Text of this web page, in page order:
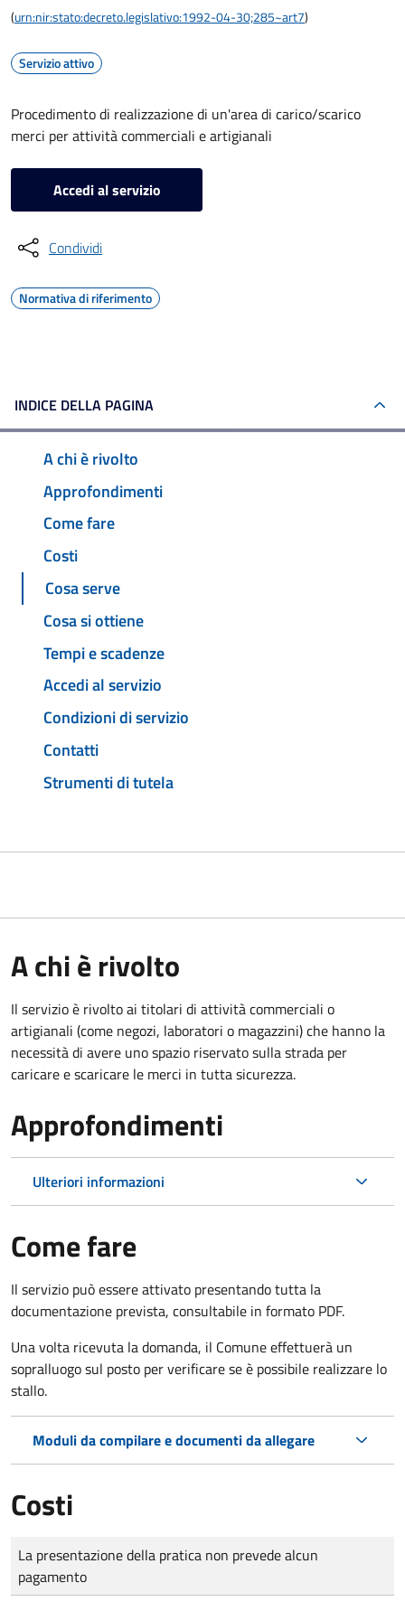
(urn:nir:stato:decreto.legislativo:1992-04-30;285~art7)
Servizio attivo
Procedimento di realizzazione di un'area di carico/scarico
merci per attività commerciali e artigianali
Accedi al servizio
Condividi
Normativa di riferimento
INDICE DELLA PAGINA
A chi è rivolto
Approfondimenti
Come fare
Costi
Cosa serve
Cosa si ottiene
Tempi e scadenze
Accedi al servizio
Condizioni di servizio
Contatti
Strumenti di tutela
A chi è rivolto
Il servizio è rivolto ai titolari di attività commerciali o
artigianali (come negozi, laboratori o magazzini) che hanno la
necessità di avere uno spazio riservato sulla strada per
caricare e scaricare le merci in tutta sicurezza.
Approfondimenti
Ulteriori informazioni
Come fare
Il servizio può essere attivato presentando tutta la
documentazione prevista, consultabile in formato PDF.
Una volta ricevuta la domanda, il Comune effettuerà un
sopralluogo sul posto per verificare se è possibile realizzare lo
stallo.
Moduli da compilare e documenti da allegare
Costi
Tipo di pagamento
Importo
La presentazione della pratica non prevede alcun
pagamento